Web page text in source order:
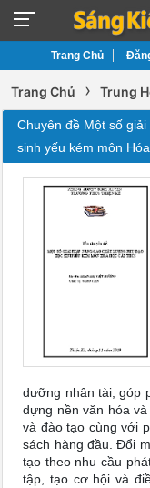
Trang Chủ
Trang Chủ › Trung
Chuyên đề Một số
sinh yếu kém môn
dưỡng nhân tài, góp
dựng nền văn hóa
và đào tạo cùng với
sách hàng đầu. Đổi
tạo theo nhu cầu
tập, tạo cơ hội và